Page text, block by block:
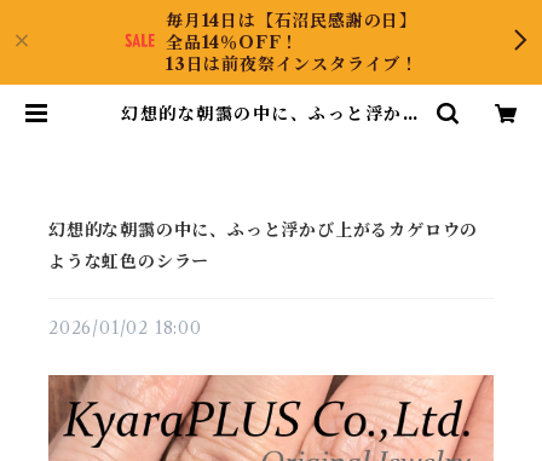
毎月14日は【石沼民感謝の日】
全品14％OFF！
13日は前夜祭インスタライブ！
幻想的な朝靄の中に、ふっと浮かび
幻想的な朝靄の中に、ふっと浮かび上がるカゲロウの
ような虹色のシラー
2026/01/02 18:00